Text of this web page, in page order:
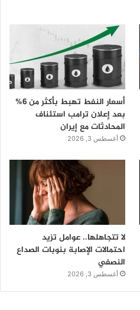
أسعار النفط تهبط بأكثر من 6%
بعد إعلان ترامب استئناف
المحادثات مع إيران
أغسطس 3, 2026
لا تتجاهلها.. عوامل تزيد
احتمالات الإصابة بنوبات الصداع
النصفي
أغسطس 3, 2026